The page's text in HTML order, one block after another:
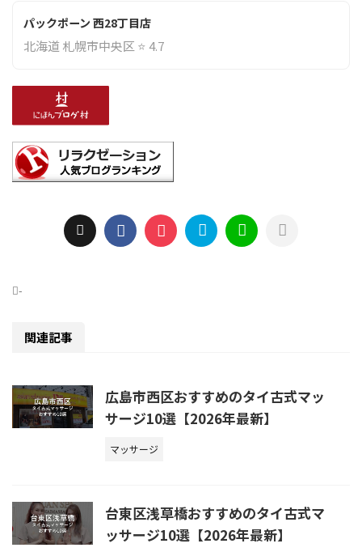
パックポーン 西28丁目店
北海道 札幌市中央区 ⭐ 4.7
-
関連記事
広島市西区おすすめのタイ古式マッ
サージ10選【2026年最新】
マッサージ
台東区浅草橋おすすめのタイ古式マ
ッサージ10選【2026年最新】